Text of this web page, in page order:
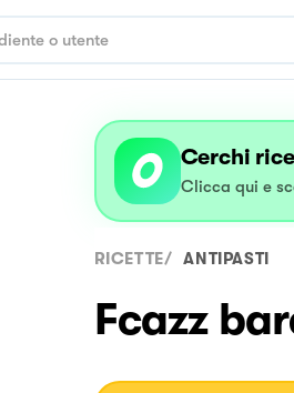
Cerchi
Clicca qui e
RICETTE/ ANTIPASTI
Fcazz